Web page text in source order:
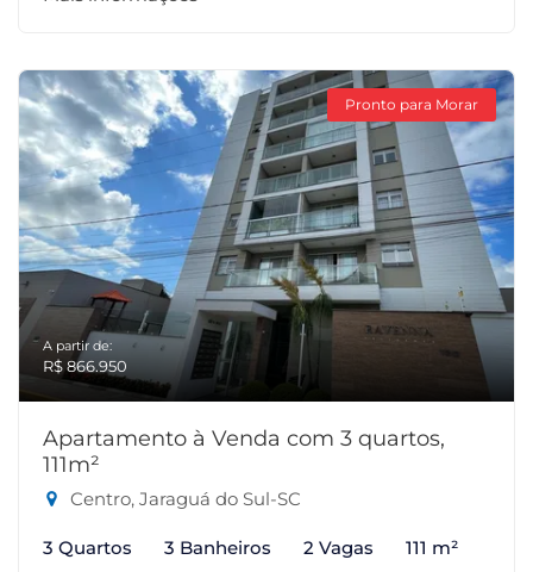
Pronto para Morar
A partir de:
R$ 866.950
Apartamento à Venda com 3 quartos,
111m²
Centro, Jaraguá do Sul-SC
3 Quartos 3 Banheiros 2 Vagas 111 m²